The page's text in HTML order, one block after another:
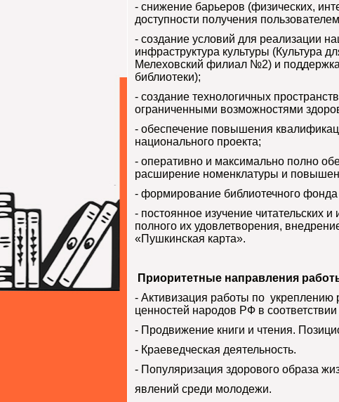
- снижение барьеров (физических,
доступности получения
- создание условий для реализации
инфраструктура культуры (Культура
Мелеховский филиал №2) и
библиотеки);
- создание технологичных
ограниченными возможностями
- обеспечение повышения
национального проекта;
- оперативно и максимально полно
расширение номенклатуры и
- формирование библиотечного фонда
- постоянное изучение читательских
полного их удовлетворения,
«Пушкинская карта».
Приоритетные направления
- Активизация работы по укреплению
ценностей народов РФ в
- Продвижение книги и чтения.
- Краеведческая деятельность.
- Популяризация здорового образа
явлений среди молодежи.